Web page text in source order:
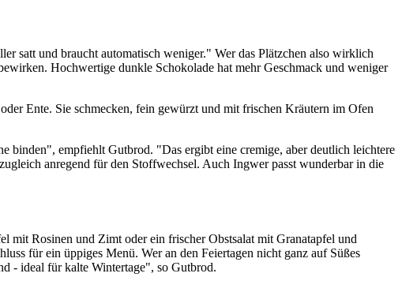
satt und braucht automatisch weniger." Wer das Plätzchen also wirklich
Hochwertige dunkle Schokolade hat mehr Geschmack und weniger
Ente. Sie schmecken, fein gewürzt und mit frischen Kräutern im Ofen
binden", empfiehlt Gutbrod. "Das ergibt eine cremige, aber deutlich leichtere
anregend für den Stoffwechsel. Auch Ingwer passt wunderbar in die
mit Rosinen und Zimt oder ein frischer Obstsalat mit Granatapfel und
für ein üppiges Menü. Wer an den Feiertagen nicht ganz auf Süßes
- ideal für kalte Wintertage", so Gutbrod.